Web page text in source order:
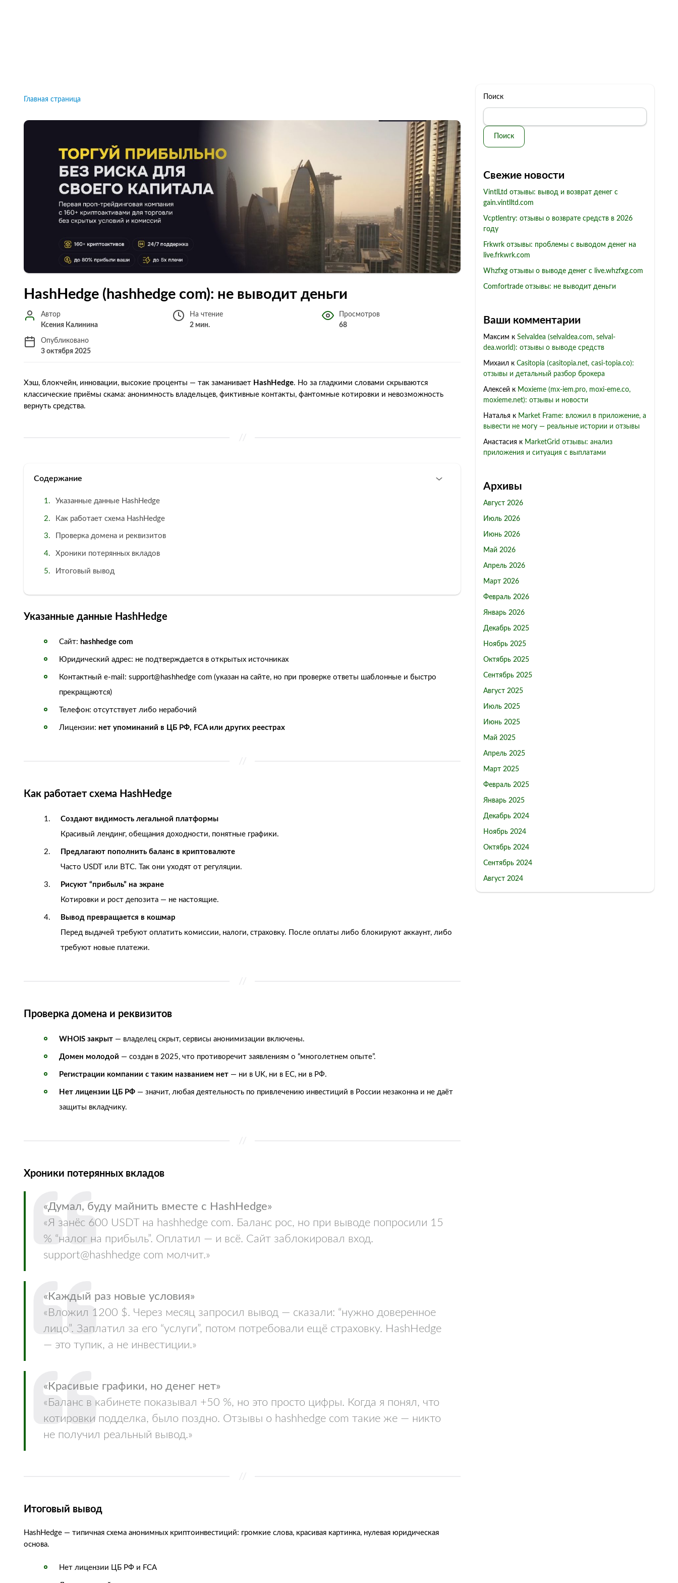
Главная страница
HashHedge (hashhedge com): не выводит деньги
Автор
Ксения Калинина
На чтение
2 мин.
Просмотров
68
Опубликовано
3 октября 2025
Хэш, блокчейн, инновации, высокие проценты — так заманивает HashHedge. Но за гладкими словами скрываются
классические приёмы скама: анонимность владельцев, фиктивные контакты, фантомные котировки и невозможность
вернуть средства.
Содержание
Указанные данные HashHedge
Как работает схема HashHedge
Проверка домена и реквизитов
Хроники потерянных вкладов
Итоговый вывод
Указанные данные HashHedge
Сайт: hashhedge com
Юридический адрес: не подтверждается в открытых источниках
Контактный e-mail: support@hashhedge com (указан на сайте, но при проверке ответы шаблонные и быстро
прекращаются)
Телефон: отсутствует либо нерабочий
Лицензии: нет упоминаний в ЦБ РФ, FCA или других реестрах
Как работает схема HashHedge
Создают видимость легальной платформы
Красивый лендинг, обещания доходности, понятные графики.
Предлагают пополнить баланс в криптовалюте
Часто USDT или BTC. Так они уходят от регуляции.
Рисуют “прибыль” на экране
Котировки и рост депозита — не настоящие.
Вывод превращается в кошмар
Перед выдачей требуют оплатить комиссии, налоги, страховку. После оплаты либо блокируют аккаунт, либо
требуют новые платежи.
Проверка домена и реквизитов
WHOIS закрыт — владелец скрыт, сервисы анонимизации включены.
Домен молодой — создан в 2025, что противоречит заявлениям о “многолетнем опыте”.
Регистрации компании с таким названием нет — ни в UK, ни в ЕС, ни в РФ.
Нет лицензии ЦБ РФ — значит, любая деятельность по привлечению инвестиций в России незаконна и не даёт
защиты вкладчику.
Хроники потерянных вкладов
«Думал, буду майнить вместе с HashHedge»
«Я занёс 600 USDT на hashhedge com. Баланс рос, но при выводе попросили 15
% “налог на прибыль”. Оплатил — и всё. Сайт заблокировал вход.
support@hashhedge com молчит.»
«Каждый раз новые условия»
«Вложил 1200 $. Через месяц запросил вывод — сказали: “нужно доверенное
лицо”. Заплатил за его “услуги”, потом потребовали ещё страховку. HashHedge
— это тупик, а не инвестиции.»
«Красивые графики, но денег нет»
«Баланс в кабинете показывал +50 %, но это просто цифры. Когда я понял, что
котировки подделка, было поздно. Отзывы о hashhedge com такие же — никто
не получил реальный вывод.»
Итоговый вывод
HashHedge — типичная схема анонимных криптоинвестиций: громкие слова, красивая картинка, нулевая юридическая
основа.
Нет лицензии ЦБ РФ и FCA
Поиск
Поиск
Свежие новости
VintlLtd отзывы: вывод и возврат денег с
gain.vintlltd.com
Vcptlentry: отзывы о возврате средств в 2026
году
Frkwrk отзывы: проблемы с выводом денег на
live.frkwrk.com
Whzfxg отзывы о выводе денег с live.whzfxg.com
Comfortrade отзывы: не выводит деньги
Ваши комментарии
Максим к Selvaldea (selvaldea.com, selval-
dea.world): отзывы о выводе средств
Михаил к Casitopia (casitopia.net, casi-topia.co):
отзывы и детальный разбор брокера
Алексей к Moxieme (mx-iem.pro, moxi-eme.co,
moxieme.net): отзывы и новости
Наталья к Market Frame: вложил в приложение, а
вывести не могу — реальные истории и отзывы
Анастасия к MarketGrid отзывы: анализ
приложения и ситуация с выплатами
Архивы
Август 2026
Июль 2026
Июнь 2026
Май 2026
Апрель 2026
Март 2026
Февраль 2026
Январь 2026
Декабрь 2025
Ноябрь 2025
Октябрь 2025
Сентябрь 2025
Август 2025
Июль 2025
Июнь 2025
Май 2025
Апрель 2025
Март 2025
Февраль 2025
Январь 2025
Декабрь 2024
Ноябрь 2024
Октябрь 2024
Сентябрь 2024
Август 2024